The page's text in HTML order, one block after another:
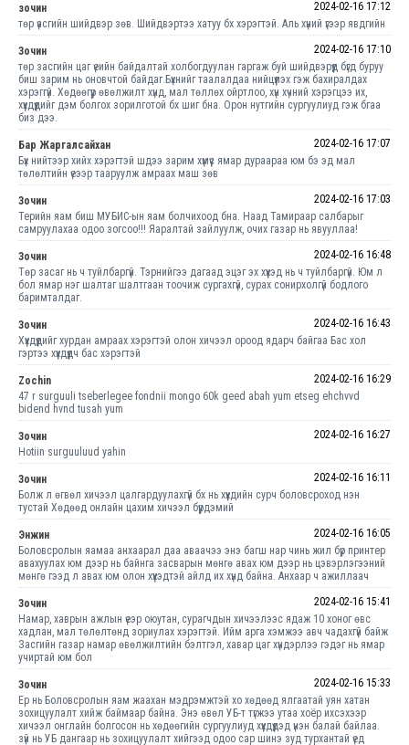
зочин
2024-02-16 17:12
төр үасгийн шийдвэр зөв. Шийдвэртээ хатуу бх хэрэгтэй. Аль хүний үгээр явдгийн
Зочин
2024-02-16 17:10
төр засгийн цаг үеийн байдалтай холбогдуулан гаргаж буй шийдвэрүүд бүгд буруу
биш зарим нь оновчтой байдаг.Бүхнийг таалалдаа нийцүүлэх гэж бахиралдах
хэрэггүй. Хөдөөгүүр өвөлжилт хүнд, мал төллөх ойртлоо, хүн хүчний хэрэгцээ их,
хүүхдүүдийг дэм болгох зорилготой бх шиг бна. Орон нутгийн сургуулиуд гэж бгаа
биз дээ.
Бар Жаргалсайхан
2024-02-16 17:07
Бүх нийтээр хийх хэрэгтэй шдээ зарим хүмүүс ямар дураараа юм бэ эд мал
төлөлтийн үеээр тааруулж амраах маш зөв
Зочин
2024-02-16 17:03
Терийн яам биш МУБИС-ын яам болчихоод бна. Наад Тамираар салбарыг
самруулахаа одоо зогсоо!!! Яаралтай зайлуулж, очих газар нь явууллаа!
Зочин
2024-02-16 16:48
Төр засаг нь ч туйлбаргүй. Тэрнийгээ дагаад эцэг эх хүүхэд нь ч туйлбаргүй. Юм л
бол ямар нэг шалтаг шалтгаан тоочиж сургахгүй, сурах сонирхолгүй бодлого
баримталдаг.
Зочин
2024-02-16 16:43
Хүүхдүүдийг хурдан амраах хэрэгтэй олон хичээл ороод ядарч байгаа Бас хол
гэртээ хүүхдүүдч бас хэрэгтэй
Zochin
2024-02-16 16:29
47 r surguuli tseberlegee fondnii mongo 60k geed abah yum etseg ehchvvd
bidend hvnd tusah yum
Зочин
2024-02-16 16:27
Hotiin surguuluud yahin
Зочин
2024-02-16 16:11
Болж л өгвөл хичээл цалгардуулахгүй бх нь хүүхдийн сурч боловсроход нэн
тустай Хөдөөд онлайн цахим хичээл бүүрдэмий
Энжин
2024-02-16 16:05
Боловсролын яамаа анхаарал даа аваачээ энэ багш нар чинь жил бүр принтер
авахуулах юм дээр нь байнга засварын мөнгө авах юм дээр нь цэвэрлэгээний
мөнгө гээд л авах юм олон хүүхэдтэй айлд их хүнд байна. Анхаар ч ажиллаач
Зочин
2024-02-16 15:41
Намар, хаврын ажлын үеэр оюутан, сурагчдын хичээлээс ядаж 10 хоног өвс
хадлан, мал төлөлтөнд зориулах хэрэгтэй. Ийм арга хэмжээ авч чадахгүй байж
Засгийн газар намар өвөлжилтийн бэлтгэл, хавар цаг хүндэрлээ гэдэг нь ямар
учиртай юм бол
Зочин
2024-02-16 15:33
Ер нь Боловсролын яам жаахан мэдрэмжтэй хо хөдөөд ялгаатай уян хатан
зохицуулалт хийж баймаар байна. Энэ өвөл УБ-т түгжээ утаа хоёр ихсэхээр
хичээл онглайн болгосон нь хөдөөгийн сургуулиуд хүүхдүүдэд үнэн балай байлаа.
зүй нь УБ дангаар нь зохицуулалт хийгээд одоо сар шинэ зуд турхантай үед